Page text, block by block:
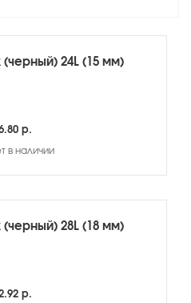
(черный) 24L (15 мм)
р.
в наличии
(черный) 28L (18 мм)
р.